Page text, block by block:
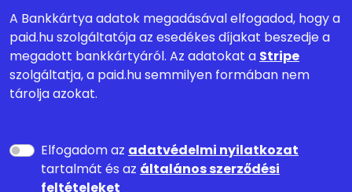
A Bankkártya adatok megadásával elfogadod, hogy a
paid.hu szolgáltatója az esedékes díjakat beszedje a
megadott bankkártyáról. Az adatokat a Stripe
szolgáltatja, a paid.hu semmilyen formában nem
tárolja azokat.
Elfogadom az adatvédelmi nyilatkozat
tartalmát és az általános szerződési
feltételeket